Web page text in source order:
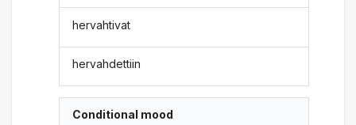
hervahtivat
hervahdettiin
Conditional mood